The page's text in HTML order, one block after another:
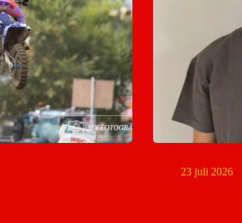
23 juli 2026